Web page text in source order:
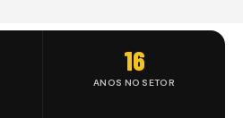
16
ANOS NO SETOR